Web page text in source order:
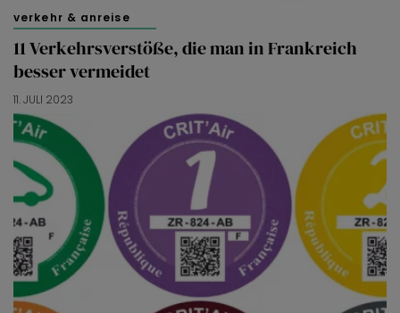
verkehr & anreise
11 Verkehrsverstöße, die man in Frankreich
besser vermeidet
11. JULI 2023